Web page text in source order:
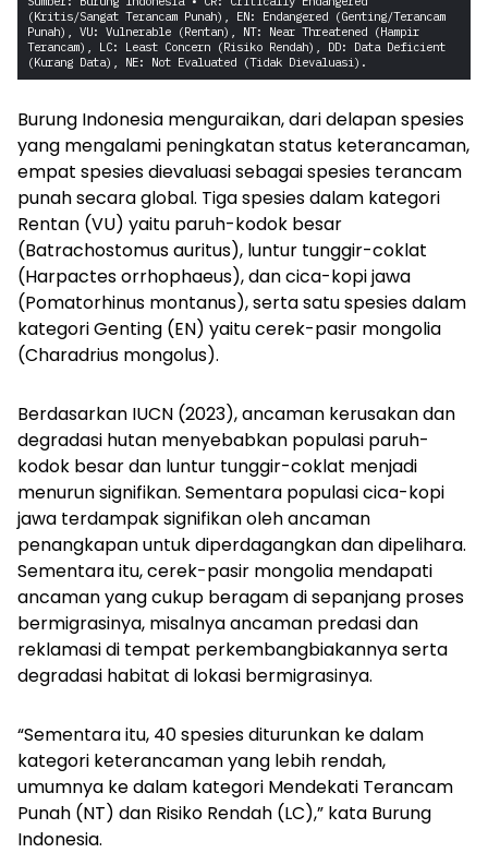
Burung Indonesia menguraikan, dari delapan spesies
yang mengalami peningkatan status keterancaman,
empat spesies dievaluasi sebagai spesies terancam
punah secara global. Tiga spesies dalam kategori
Rentan (VU) yaitu paruh-kodok besar
(Batrachostomus auritus), luntur tunggir-coklat
(Harpactes orrhophaeus), dan cica-kopi jawa
(Pomatorhinus montanus), serta satu spesies dalam
kategori Genting (EN) yaitu cerek-pasir mongolia
(Charadrius mongolus).
Berdasarkan IUCN (2023), ancaman kerusakan dan
degradasi hutan menyebabkan populasi paruh-
kodok besar dan luntur tunggir-coklat menjadi
menurun signifikan. Sementara populasi cica-kopi
jawa terdampak signifikan oleh ancaman
penangkapan untuk diperdagangkan dan dipelihara.
Sementara itu, cerek-pasir mongolia mendapati
ancaman yang cukup beragam di sepanjang proses
bermigrasinya, misalnya ancaman predasi dan
reklamasi di tempat perkembangbiakannya serta
degradasi habitat di lokasi bermigrasinya.
“Sementara itu, 40 spesies diturunkan ke dalam
kategori keterancaman yang lebih rendah,
umumnya ke dalam kategori Mendekati Terancam
Punah (NT) dan Risiko Rendah (LC),” kata Burung
Indonesia.